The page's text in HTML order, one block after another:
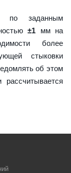
по заданным
±1 мм на
более
стыковки
об этом
рассчитывается